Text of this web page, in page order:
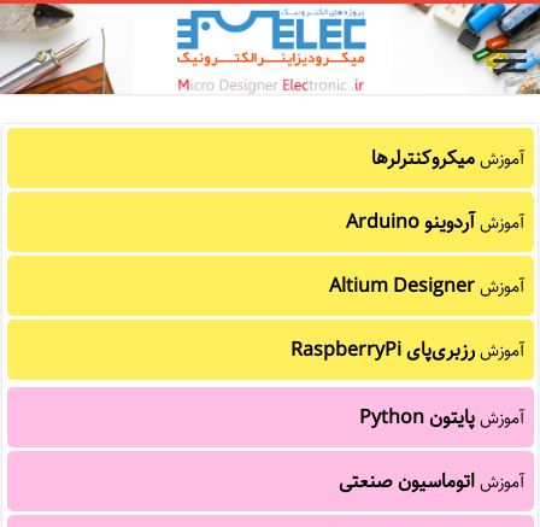
آموزشمیکروکنترلرها
آموزشآردوینو Arduino
آموزشAltium Designer
آموزشرزبری‌پای RaspberryPi
آموزشپایتون Python
آموزشاتوماسیون صنعتی